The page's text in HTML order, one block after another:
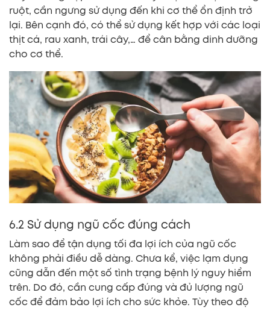
ruột, cần ngưng sử dụng đến khi cơ thể ổn định trở
lại. Bên cạnh đó, có thể sử dụng kết hợp với các loại
thịt cá, rau xanh, trái cây,… để cân bằng dinh dưỡng
cho cơ thể.
6.2 Sử dụng ngũ cốc đúng cách
Làm sao để tận dụng tối đa lợi ích của ngũ cốc
không phải điều dễ dàng. Chưa kể, việc lạm dụng
cũng dẫn đến một số tình trạng bệnh lý nguy hiểm
trên. Do đó, cần cung cấp đúng và đủ lượng ngũ
cốc để đảm bảo lợi ích cho sức khỏe. Tùy theo độ